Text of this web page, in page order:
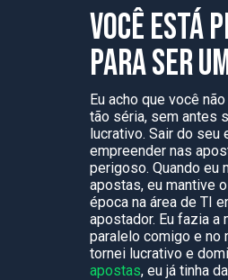
VOCÊ ESTÁ
PARA SER
Eu acho que você
tão séria, sem antes
lucrativo. Sair do seu
empreender nas
perigoso. Quando eu
apostas, eu mantive
época na área de TI
apostador. Eu fazia a
paralelo comigo e no
tornei lucrativo e
apostas, eu já tinha